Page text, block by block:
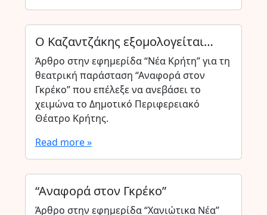
Ο Καζαντζάκης εξομολογείται…
Άρθρο στην εφημερίδα “Νέα Κρήτη” για τη
θεατρική παράσταση “Αναφορά στον
Γκρέκο” που επέλεξε να ανεβάσει το
χειμώνα το Δημοτικό Περιφερειακό
Θέατρο Κρήτης.
Read more »
“Αναφορά στον Γκρέκο”
Άρθρο στην εφημερίδα “Χανιώτικα Νέα”